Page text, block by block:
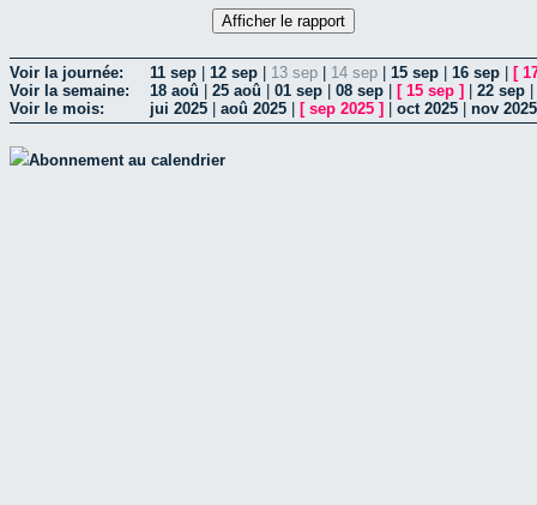
Voir la journée: 11 sep 12 sep 13 sep 14 sep 15 sep 16 sep [
Voir la semaine:
18 aoû 25 aoû 01 sep 08 sep [ 15 sep ] 22 sep
Voir le mois:
jui 2025 aoû 2025 [ sep 2025 ] oct 2025 nov 2025
Abonnement au calendrier